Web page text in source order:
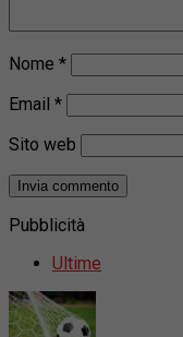
Nome *
Email *
Sito web
Pubblicità
Ultime